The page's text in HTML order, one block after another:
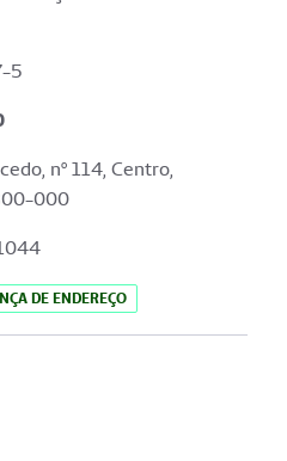
5
nº 114, Centro,
000
DE ENDEREÇO